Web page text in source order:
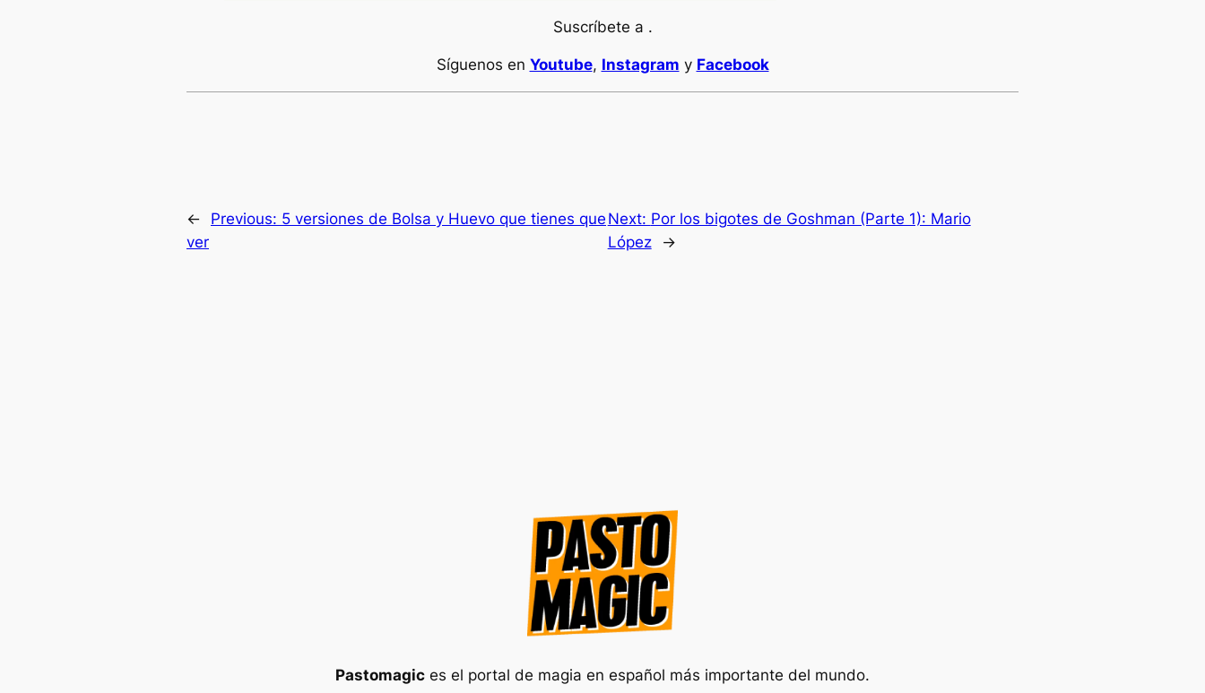
Suscríbete a .
Síguenos en Youtube, Instagram y Facebook
← Previous: 5 versiones de Bolsa y Huevo que tienes que
ver
Next: Por los bigotes de Goshman (Parte 1): Mario
López
→
Pastomagic es el portal de magia en español más importante del mundo.